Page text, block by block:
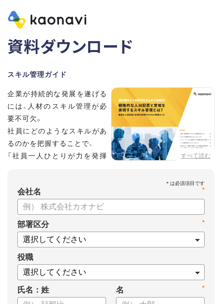
資料ダウンロード
スキル管理ガイド
すべて読む
企業が持続的な発展を遂げる
には、人材のスキル管理が必
要不可欠。
社員にどのようなスキルがあ
るのかを把握することで、
「社員一人ひとりが力を発揮
この資料では、戦略的な人材の配置と育成を実現するスキル管
理について解説します。
*
会社名
*
部署区分
役職
氏名：姓 *
名